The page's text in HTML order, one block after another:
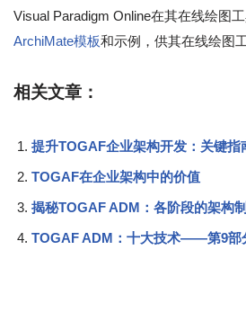
Visual Paradigm Online在其在线绘图
ArchiMate模板和示例，供其在线绘图
相关文章：
提升TOGAF企业架构开发：关键指
TOGAF在企业架构中的价值
揭秘TOGAF ADM：各阶段的架构
TOGAF ADM：十大技术——第9部